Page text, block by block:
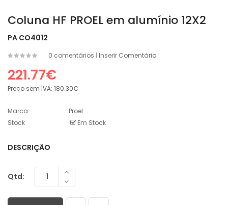
Coluna HF PROEL em alumínio 12X2
PA CO4012
0 comentários | Inserir Comentário
221.77€
Preço sem IVA: 180.30€
Marca:
Proel
Stock
Em Stock
DESCRIÇÃO
Qtd: